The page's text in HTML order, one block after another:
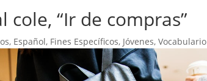
cole, “Ir de compras”
, Español, Fines Específicos, Jóvenes, Vocabulario